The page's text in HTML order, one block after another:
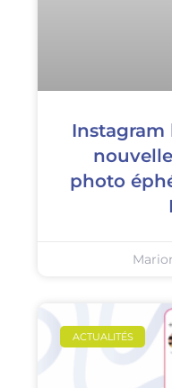
Instagram
photo
ACTUALITÉS